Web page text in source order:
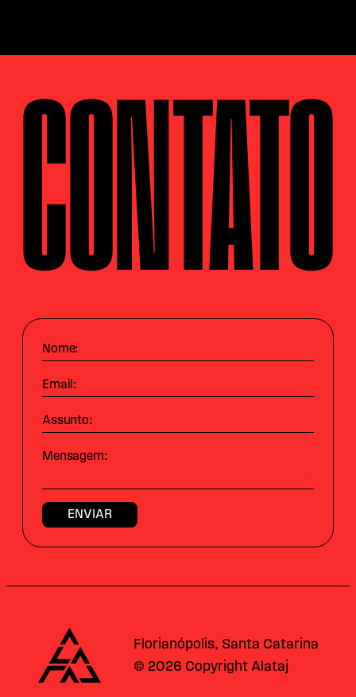
CONTATO
Nome:
Email:
Assunto:
Mensagem:
Alataj
Florianópolis, Santa Catarina
© 2026 Copyright Alataj